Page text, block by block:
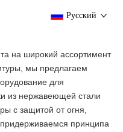
Pусский
на широкий ассортимент
мы предлагаем
для
из нержавеющей стали
с защитой от огня,
принципа